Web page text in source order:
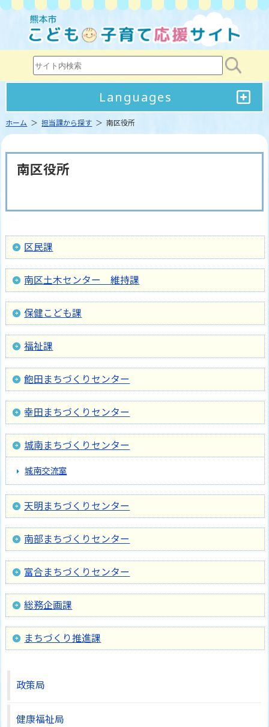
Languages
ホーム ＞担当課から探す ＞ 南区役所
南区役所
区民課
南区土木センター 維持課
保健こども課
福祉課
飽田まちづくりセンター
幸田まちづくりセンター
城南まちづくりセンター
城南交流室
天明まちづくりセンター
南部まちづくりセンター
富合まちづくりセンター
総務企画課
まちづくり推進課
政策局
健康福祉局